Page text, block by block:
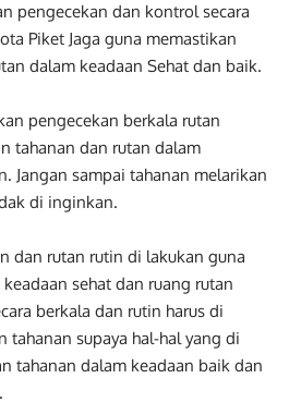
pengecekan dan kontrol secara
Piket Jaga guna memastikan
dalam keadaan Sehat dan baik.
pengecekan berkala rutan
tahanan dan rutan dalam
Jangan sampai tahanan melarikan
di inginkan.
dan rutan rutin di lakukan guna
sehat dan ruang rutan
berkala dan rutin harus di
tahanan supaya hal-hal yang di
tahanan dalam keadaan baik dan